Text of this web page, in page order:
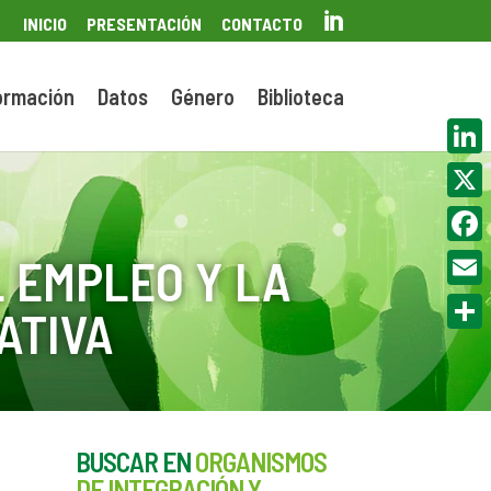
INICIO PRESENTACIÓN CONTACTO 
Datos Género Biblioteca
EMPLEO Y LA
BUSCAR ENORGANISMOS
X
Email